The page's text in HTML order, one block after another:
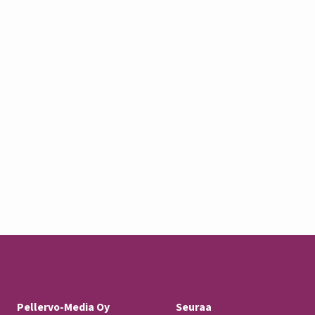
Pellervo-Media Oy Seuraa